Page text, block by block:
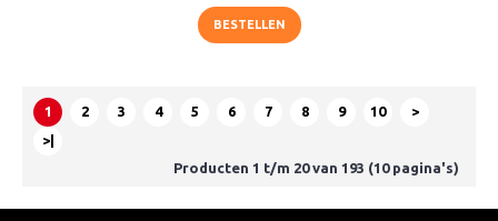
BESTELLEN
1 2 3 4 5 6 7 8 9 10
>
>|
Producten 1 t/m 20 van 193 (10 pagina's)